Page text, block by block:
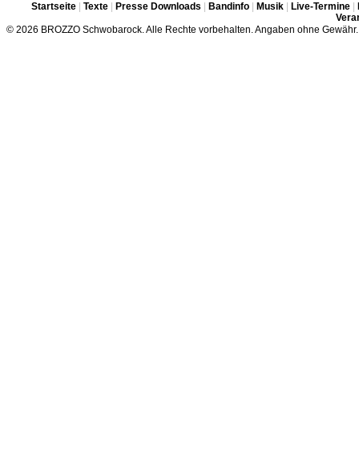
Startseite| Texte| Presse Downloads Bandinfo| Musik| Live-Termine|
© 2026 BROZZO Schwobarock. Alle Rechte vorbehalten. Angaben ohne Gewähr.